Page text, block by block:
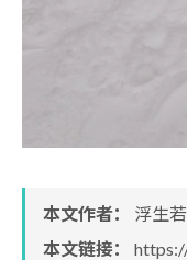
本文作者： 浮生
本文链接：